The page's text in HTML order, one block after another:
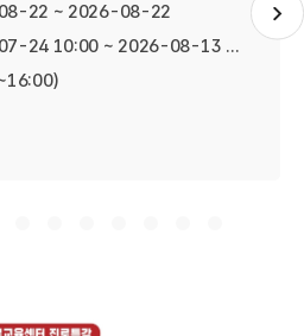
22 ~ 2026-08-22
2026-07-24 10:00 ~ 2026-08-13 18:00
슬